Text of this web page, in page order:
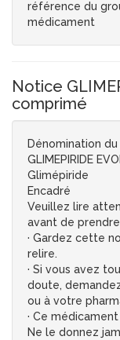
référence du
médicament
Notice
comprimé
Dénomination
GLIMEPIRIDE
Glimépiride
Encadré
Veuillez lire
avant de
· Gardez cette
relire.
· Si vous avez
doute,
ou à votre
· Ce
Ne le donnez